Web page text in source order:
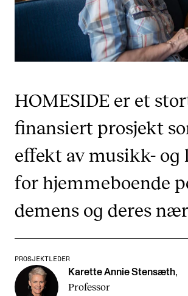
Søknad og opptak
Studentutvalet SUT (student.nmh.no)
FORSKNING
CREMAH
NordART
Publikasjoner
HOMESIDE er et
finansiert prosjekt
effekt av musikk- og
for hjemmeboende
demens og deres
PROSJEKTLEDER
Karette Annie Stensæth,
Professor